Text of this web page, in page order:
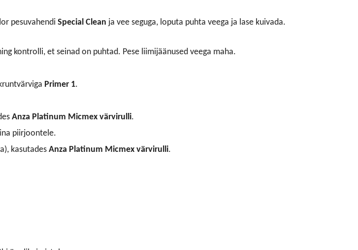
pesuvahendiSpecial Clean ja vee seguga, loputa puhta veega ja lase kuivada.
kontrolli, et seinad on puhtad. Pese liimijäänused veega maha.
Primer 1.
Anza Platinum Micmex värvirulli.
piirjoontele.
kasutadesAnza Platinum Micmex värvirulli.